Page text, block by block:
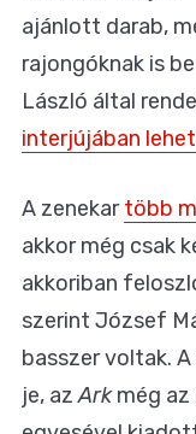
ajánlott darab,
rajongóknak is
László által
interjújában
A zenekartöbb
akkor még csak
akkoriban
szerint József
basszer voltak.
je, azArkmég az